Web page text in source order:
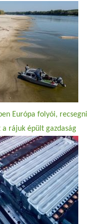
Európa folyói, recsegni
a rájuk épült gazdaság